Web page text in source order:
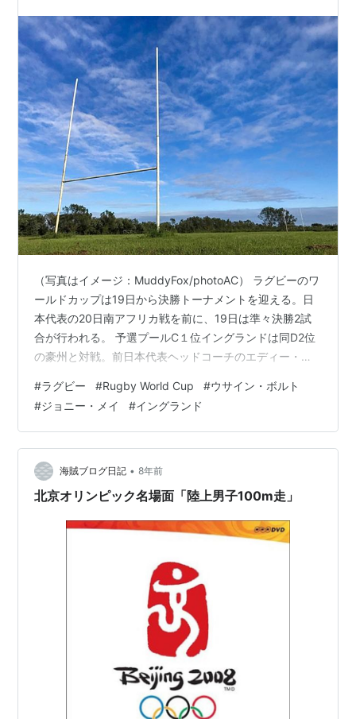
（写真はイメージ：MuddyFox/photoAC） ラグビーのワ
ールドカップは19日から決勝トーナメントを迎える。日
本代表の20日南アフリカ戦を前に、19日は準々決勝2試
合が行われる。 予選プールC１位イングランドは同D2位
の豪州と対戦。前日本代表ヘッドコーチのエディー・ジ
数いる。03年大会覇者について、観戦時に「知ったか」
できるプチ情報を紹介。 WTBジョニー・メイ：ボルトよ
り速い？ 超俊足男 HOルーク・カウワン＝ディッキー：
家業の漁業で購入資金ゲットしたゲーマー HOジェイミ
ー・ジョージ：ケンブリッジ大から特待生の話もあった
文武両道 …
#ラグビー #Rugby World Cup #ウサイン・ボルト
#ジョニー・メイ #イングランド
海賊ブログ日記 • 8年前
北京オリンピック名場面「陸上男子100m走」